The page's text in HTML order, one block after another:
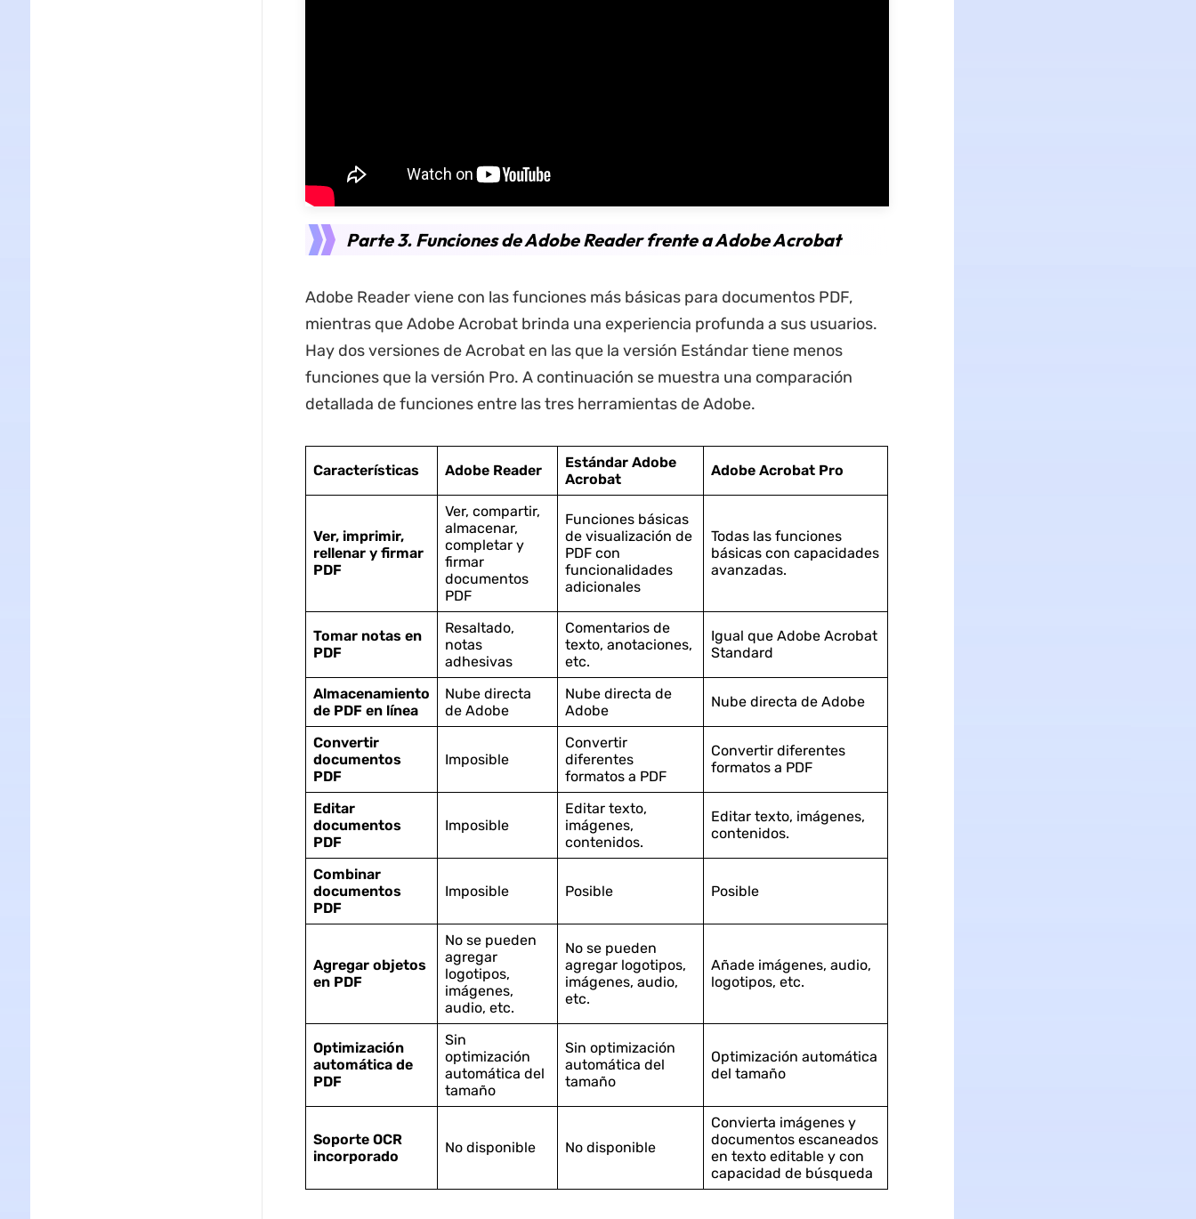
Parte 3. Funciones de Adobe Reader frente a Adobe Acrobat
Adobe Reader viene con las funciones más básicas para documentos PDF,
mientras que Adobe Acrobat brinda una experiencia profunda a sus usuarios.
Hay dos versiones de Acrobat en las que la versión Estándar tiene menos
funciones que la versión Pro. A continuación se muestra una comparación
detallada de funciones entre las tres herramientas de Adobe.
Características Adobe Reader
Estándar Adobe
Acrobat
Adobe Acrobat Pro
Ver, imprimir,
rellenar y firmar
PDF
Ver, compartir,
almacenar,
completar y
firmar
documentos
PDF
Funciones básicas
de visualización de
PDF con
funcionalidades
adicionales
Todas las funciones
básicas con capacidades
avanzadas.
Tomar notas en
PDF
Resaltado,
notas
adhesivas
Comentarios de
texto, anotaciones,
etc.
Igual que Adobe Acrobat
Standard
Almacenamiento
de PDF en línea
Nube directa
de Adobe
Nube directa de
Adobe
Nube directa de Adobe
Convertir
documentos
PDF
Imposible
Convertir
diferentes
formatos a PDF
Convertir diferentes
formatos a PDF
Editar
documentos
PDF
Imposible
Editar texto,
imágenes,
contenidos.
Editar texto, imágenes,
contenidos.
Combinar
documentos
PDF
Imposible Posible Posible
Agregar objetos
en PDF
No se pueden
agregar
logotipos,
imágenes,
audio, etc.
No se pueden
agregar logotipos,
imágenes, audio,
etc.
Añade imágenes, audio,
logotipos, etc.
Optimización
automática de
PDF
Sin
optimización
automática del
tamaño
Sin optimización
automática del
tamaño
Optimización automática
del tamaño
Soporte OCR
incorporado
No disponible No disponible
Convierta imágenes y
documentos escaneados
en texto editable y con
capacidad de búsqueda